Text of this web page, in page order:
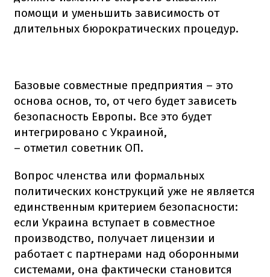
помощи и уменьшить зависимость от
длительных бюрократических процедур.
Базовые совместные предприятия – это
основа основ, то, от чего будет зависеть
безопасность Европы. Все это будет
интегрировано с Украиной,
– отметил советник ОП.
Вопрос членства или формальных
политических конструкций уже не является
единственным критерием безопасности:
если Украина вступает в совместное
производство, получает лицензии и
работает с партнерами над оборонными
системами, она фактически становится